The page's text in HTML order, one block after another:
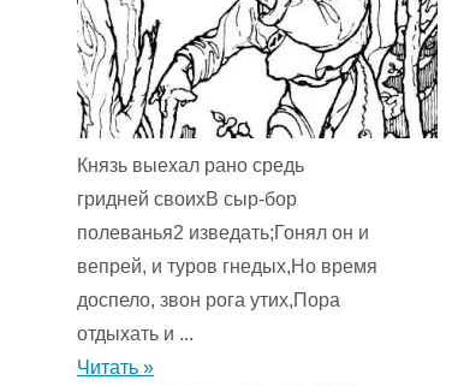
Князь выехал рано средь
гридней своихВ сыр-бор
полеванья2 изведать;Гонял он и
вепрей, и туров гнедых,Но время
доспело, звон рога утих,Пора
отдыхать и ...
Читать »